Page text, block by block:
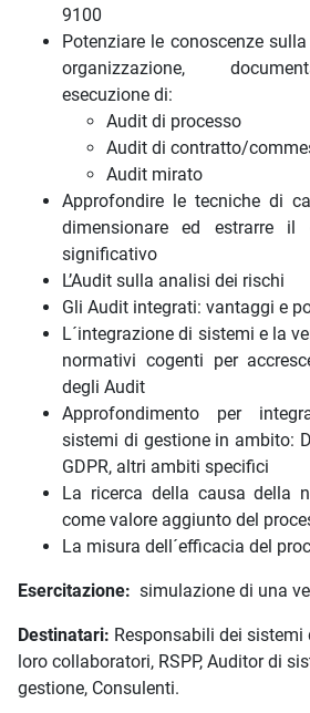
9100
Potenziare le conoscenze
organizzazione,
esecuzione di:
Audit di processo
Audit di contratto/
Audit mirato
Approfondire le tecniche di
dimensionare ed estrarre il
significativo
L’Audit sulla analisi dei rischi
Gli Audit integrati: vantaggi e
L´integrazione di sistemi e la
normativi cogenti per
degli Audit
Approfondimento per
sistemi di gestione in ambito:
GDPR, altri ambiti specifici
La ricerca della causa della
come valore aggiunto del
La misura dell´efficacia del
Esercitazione: simulazione di una
Destinatari: Responsabili dei sistemi
loro collaboratori, RSPP, Auditor di
gestione, Consulenti.